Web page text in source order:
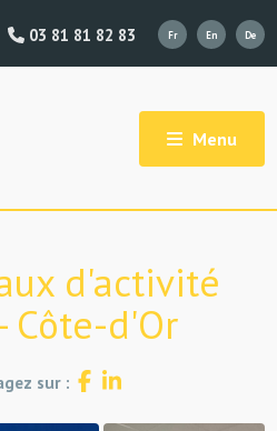
03 81 81 82 83
Menu
d'activité
Côte-d'Or
sur :